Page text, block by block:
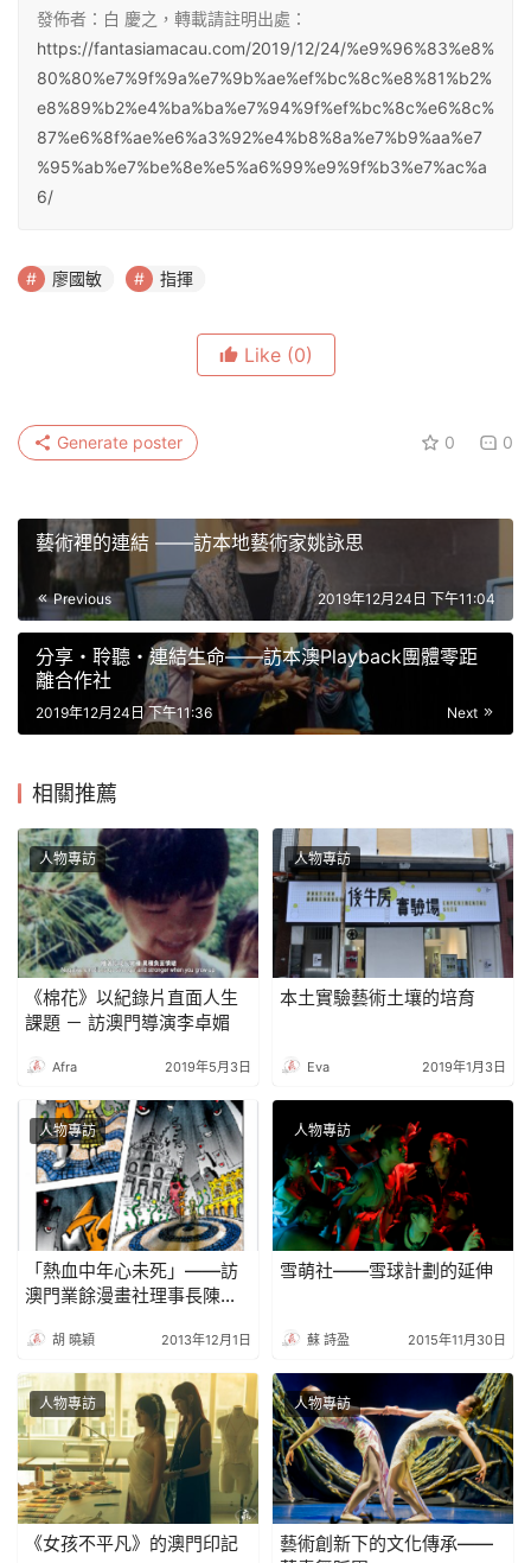
發佈者：白 慶之，轉載請註明出處：
https://fantasiamacau.com/2019/12/24/%e9%96%83%e8%
80%80%e7%9f%9a%e7%9b%ae%ef%bc%8c%e8%81%b2%
e8%89%b2%e4%ba%ba%e7%94%9f%ef%bc%8c%e6%8c%
87%e6%8f%ae%e6%a3%92%e4%b8%8a%e7%b9%aa%e7
%95%ab%e7%be%8e%e5%a6%99%e9%9f%b3%e7%ac%a
6/
廖國敏 指揮
Like (0)
0 0
Generate poster
藝術裡的連結 ——訪本地藝術家姚詠思
Previous 2019年12月24日 下午11:04
分享・聆聽・連結生命——訪本澳Playback團體零距
離合作社
Next
2019年12月24日 下午11:36
相關推薦
人物專訪
《棉花》以紀錄片直面人生
課題 － 訪澳門導演李卓媚
Afra 2019年5月3日
人物專訪
本土實驗藝術土壤的培育
Eva 2019年1月3日
人物專訪
「熱血中年心未死」——訪
澳門業餘漫畫社理事長陳建
胡 曉穎 2013年12月1日
人物專訪
雪萌社——雪球計劃的延伸
蘇 詩盈 2015年11月30日
人物專訪
《女孩不平凡》的澳門印記
人物專訪
藝術創新下的文化傳承——